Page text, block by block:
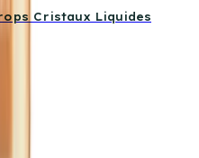
Cristaux Liquides